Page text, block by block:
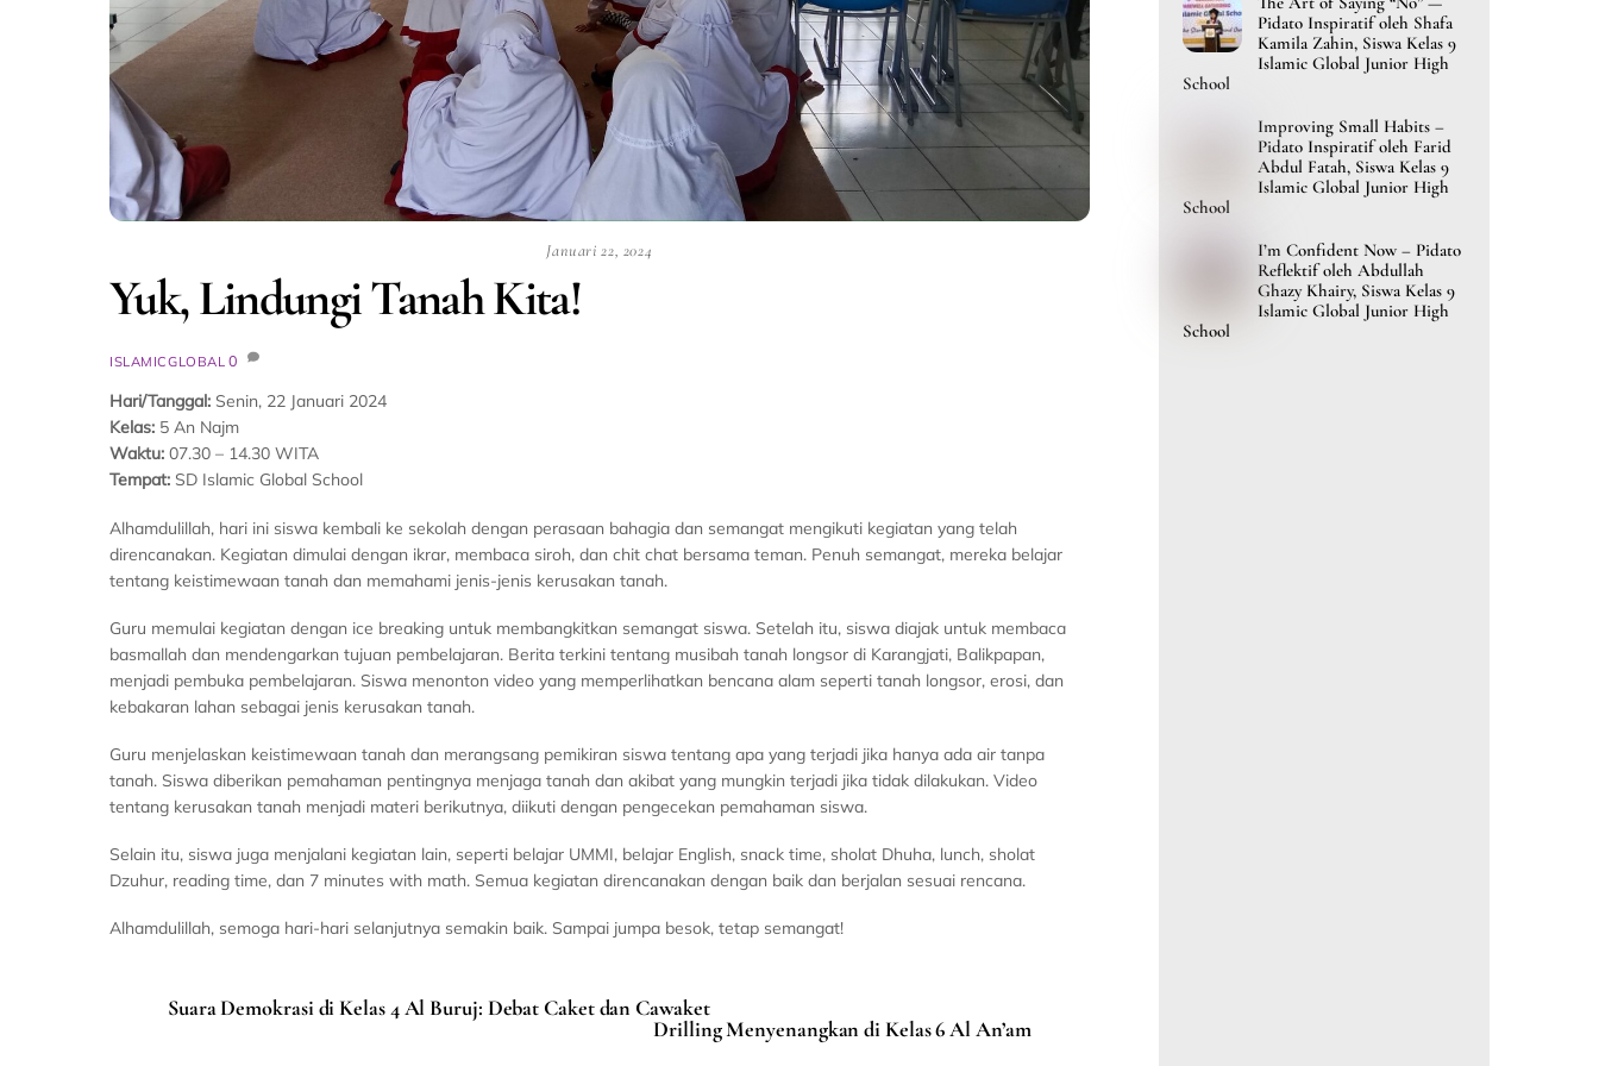
Januari 22, 2024
Yuk, Lindungi Tanah Kita!
ISLAMICGLOBAL 0
Hari/Tanggal: Senin, 22 Januari 2024
Kelas: 5 An Najm
Waktu: 07.30 – 14.30 WITA
Tempat: SD Islamic Global School
Alhamdulillah, hari ini siswa kembali ke sekolah dengan perasaan bahagia dan semangat mengikuti kegiatan yang telah
direncanakan. Kegiatan dimulai dengan ikrar, membaca siroh, dan chit chat bersama teman. Penuh semangat, mereka belajar
tentang keistimewaan tanah dan memahami jenis-jenis kerusakan tanah.
Guru memulai kegiatan dengan ice breaking untuk membangkitkan semangat siswa. Setelah itu, siswa diajak untuk membaca
basmallah dan mendengarkan tujuan pembelajaran. Berita terkini tentang musibah tanah longsor di Karangjati, Balikpapan,
menjadi pembuka pembelajaran. Siswa menonton video yang memperlihatkan bencana alam seperti tanah longsor, erosi, dan
kebakaran lahan sebagai jenis kerusakan tanah.
Guru menjelaskan keistimewaan tanah dan merangsang pemikiran siswa tentang apa yang terjadi jika hanya ada air tanpa
tanah. Siswa diberikan pemahaman pentingnya menjaga tanah dan akibat yang mungkin terjadi jika tidak dilakukan. Video
tentang kerusakan tanah menjadi materi berikutnya, diikuti dengan pengecekan pemahaman siswa.
Selain itu, siswa juga menjalani kegiatan lain, seperti belajar UMMI, belajar English, snack time, sholat Dhuha, lunch, sholat
Dzuhur, reading time, dan 7 minutes with math. Semua kegiatan direncanakan dengan baik dan berjalan sesuai rencana.
Alhamdulillah, semoga hari-hari selanjutnya semakin baik. Sampai jumpa besok, tetap semangat!
Suara Demokrasi di Kelas 4 Al Buruj: Debat Caket dan Cawaket
Drilling Menyenangkan di Kelas 6 Al An’am
Pidato Inspiratif oleh Shafa
Kamila Zahin, Siswa Kelas 9
Islamic Global Junior High
School
Improving Small Habits –
Pidato Inspiratif oleh Farid
Abdul Fatah, Siswa Kelas 9
Islamic Global Junior High
School
I’m Confident Now – Pidato
Reflektif oleh Abdullah
Ghazy Khairy, Siswa Kelas 9
Islamic Global Junior High
School